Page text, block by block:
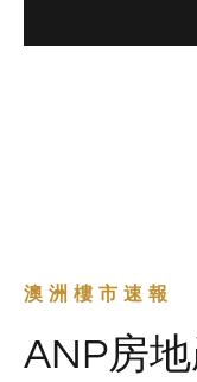
澳洲樓市速報
ANP房